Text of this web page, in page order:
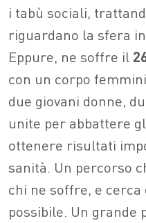
i tabù sociali,
riguardano la sfera
Eppure, ne soffre il
con un corpo
due giovani donne,
unite per abbattere
ottenere risultati
sanità. Un percorso
chi ne soffre, e
possibile. Un